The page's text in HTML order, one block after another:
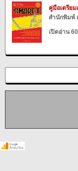
คู่มือเตรียม
สำนักพิมพ์
เปิดอ่าน